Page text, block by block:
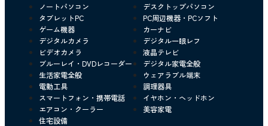
ノートパソコン
デスクトップパソコン
タブレットPC
PC周辺機器・PCソフト
ゲーム機器
カーナビ
デジタルカメラ
デジタル一眼レフ
ビデオカメラ
液晶テレビ
ブルーレイ・DVDレコーダー
デジタル家電全般
生活家電全般
ウェアラブル端末
電動工具
調理器具
スマートフォン・携帯電話
イヤホン・ヘッドホン
エアコン・クーラー
美容家電
住宅設備